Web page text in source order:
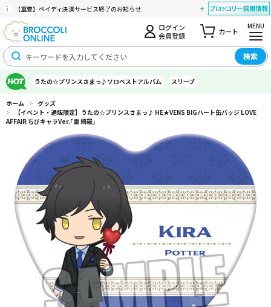
【重要】ペイディ決済サービス終了のお知らせ
ログイン
会員登録
カート
MENU
検索
うたの☆プリンスさまっ♪ソロベストアルバム スリーブ
ホーム > グッズ
>
【イベント・通販限定】うたの☆プリンスさまっ♪ HE★VENS BIGハート缶バッジ LOVE
AFFAIR ちびキャラVer.｢皇 綺羅｣